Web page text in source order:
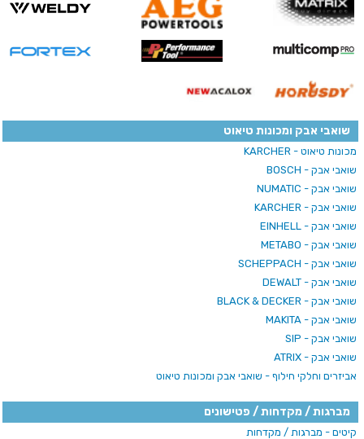
שואבי אבק ומכונות טיאוט
מכונות טיאוט - KARCHER
שואבי אבק - BOSCH
שואבי אבק - NUMATIC
שואבי אבק - KARCHER
שואבי אבק - EINHELL
שואבי אבק - METABO
שואבי אבק - SCHEPPACH
שואבי אבק - DEWALT
שואבי אבק - BLACK & DECKER
שואבי אבק - MAKITA
שואבי אבק - SIP
שואבי אבק - ATRIX
אביזרים וחלקי חילוף - שואבי אבק ומכונות טיאוט
מברגות / מקדחות / פטישונים
קיטים - מברגות / מקדחות